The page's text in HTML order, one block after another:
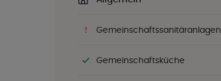
Gemeinschaftssanitäranlagen
Gemeinschaftsküche